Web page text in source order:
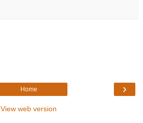
›
Home
View web version